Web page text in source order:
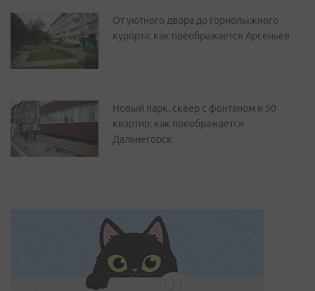
От уютного двора до горнолыжного
курорта: как преображается Арсеньев
Новый парк, сквер с фонтаном и 50
квартир: как преображается
Дальнегорск